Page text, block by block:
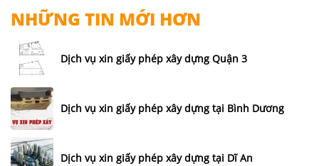
NHỮNG TIN MỚI HƠN
Dịch vụ xin giấy phép xây dựng Quận 3
Dịch vụ xin giấy phép xây dựng tại Bình Dương
Dịch vụ xin giấy phép xây dựng tại Dĩ An